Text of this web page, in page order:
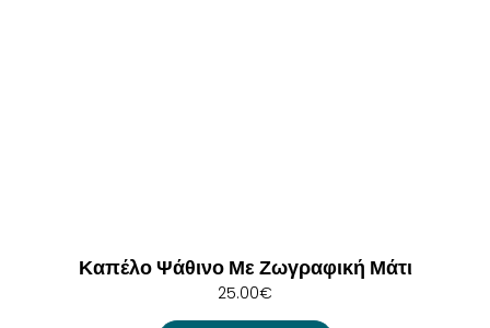
Καπέλο Ψάθινο Με Ζωγραφική Μάτι
25.00€